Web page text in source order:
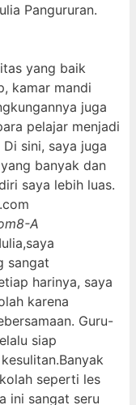
Pangururan.
yang baik
kamar mandi
juga
pelajar menjadi
sini, saya juga
banyak dan
saya lebih luas.
8-A
sangat
harinya, saya
karena
Guru-
siap
seperti les
ini sangat seru